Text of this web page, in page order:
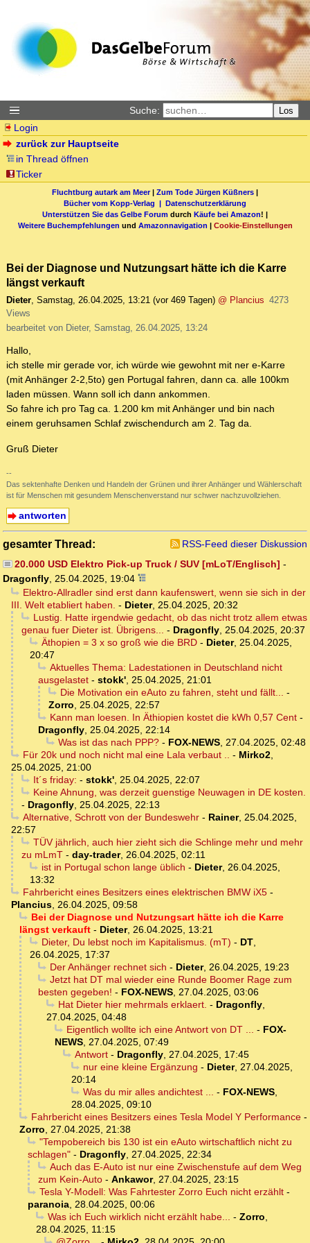
Suche: Los
Login
zurück zur Hauptseite
in Thread öffnen
Ticker
Fluchtburg autark am Meer| Zum Tode Jürgen Küßners |
Bücher vom Kopp-Verlag | Datenschutzerklärung
Unterstützen Sie das Gelbe Forum durch Käufe bei Amazon! |
Weitere Buchempfehlungen und Amazonnavigation | Cookie-Einstellungen
Bei der Diagnose und Nutzungsart hätte ich die Karre
längst verkauft
Dieter, Samstag, 26.04.2025, 13:21 (vor 469 Tagen) @ Plancius 4273
Views
bearbeitet von Dieter, Samstag, 26.04.2025, 13:24
Hallo,
ich stelle mir gerade vor, ich würde wie gewohnt mit ner e-Karre
(mit Anhänger 2-2,5to) gen Portugal fahren, dann ca. alle 100km
laden müssen. Wann soll ich dann ankommen.
So fahre ich pro Tag ca. 1.200 km mit Anhänger und bin nach
einem geruhsamen Schlaf zwischendurch am 2. Tag da.
Gruß Dieter
--
Das sektenhafte Denken und Handeln der Grünen und ihrer Anhänger und Wählerschaft
ist für Menschen mit gesundem Menschenverstand nur schwer nachzuvollziehen.
antworten
gesamter Thread:
RSS-Feed dieser Diskussion
20.000 USD Elektro Pick-up Truck / SUV [mLoT/Englisch] -
Dragonfly, 25.04.2025, 19:04
Elektro-Allradler sind erst dann kaufenswert, wenn sie sich in der
III. Welt etabliert haben. - Dieter, 25.04.2025, 20:32
Lustig. Hatte irgendwie gedacht, ob das nicht trotz allem etwas
genau fuer Dieter ist. Übrigens... - Dragonfly, 25.04.2025, 20:37
Äthopien = 3 x so groß wie die BRD- Dieter, 25.04.2025,
20:47
Aktuelles Thema: Ladestationen in Deutschland nicht
ausgelastet - stokk', 25.04.2025, 21:01
Die Motivation ein eAuto zu fahren, steht und fällt... -
Zorro, 25.04.2025, 22:57
Kann man loesen. In Äthiopien kostet die kWh 0,57 Cent-
Dragonfly, 25.04.2025, 22:14
Was ist das nach PPP?- FOX-NEWS, 27.04.2025, 02:48
Für 20k und noch nicht mal eine Lala verbaut .. - Mirko2,
25.04.2025, 21:00
It´s friday: - stokk', 25.04.2025, 22:07
Keine Ahnung, was derzeit guenstige Neuwagen in DE kosten.
- Dragonfly, 25.04.2025, 22:13
Alternative, Schrott von der Bundeswehr- Rainer, 25.04.2025,
22:57
TÜV jährlich, auch hier zieht sich die Schlinge mehr und mehr
zu mLmT - day-trader, 26.04.2025, 02:11
ist in Portugal schon lange üblich - Dieter, 26.04.2025,
13:32
Fahrbericht eines Besitzers eines elektrischen BMW iX5-
Plancius, 26.04.2025, 09:58
Bei der Diagnose und Nutzungsart hätte ich die Karre
längst verkauft - Dieter, 26.04.2025, 13:21
Dieter, Du lebst noch im Kapitalismus. (mT) - DT,
26.04.2025, 17:37
Der Anhänger rechnet sich - Dieter, 26.04.2025, 19:23
Jetzt hat DT mal wieder eine Runde Boomer Rage zum
besten gegeben! - FOX-NEWS, 27.04.2025, 03:06
Hat Dieter hier mehrmals erklaert. - Dragonfly,
27.04.2025, 04:48
Eigentlich wollte ich eine Antwort von DT ... - FOX-
NEWS, 27.04.2025, 07:49
Antwort- Dragonfly, 27.04.2025, 17:45
nur eine kleine Ergänzung - Dieter, 27.04.2025,
20:14
Was du mir alles andichtest ... - FOX-NEWS,
28.04.2025, 09:10
Fahrbericht eines Besitzers eines Tesla Model Y Performance-
Zorro, 27.04.2025, 21:38
"Tempobereich bis 130 ist ein eAuto wirtschaftlich nicht zu
schlagen" - Dragonfly, 27.04.2025, 22:34
Auch das E-Auto ist nur eine Zwischenstufe auf dem Weg
zum Kein-Auto - Ankawor, 27.04.2025, 23:15
Tesla Y-Modell: Was Fahrtester Zorro Euch nicht erzählt-
paranoia, 28.04.2025, 00:06
Was ich Euch wirklich nicht erzählt habe... - Zorro,
28.04.2025, 11:15